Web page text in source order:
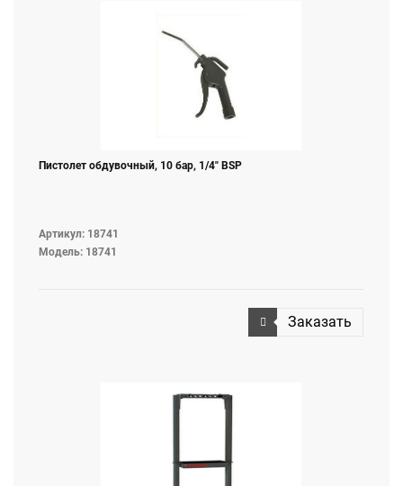
Пистолет обдувочный, 10 бар, 1/4" BSP
Артикул: 18741
Модель: 18741
Заказать